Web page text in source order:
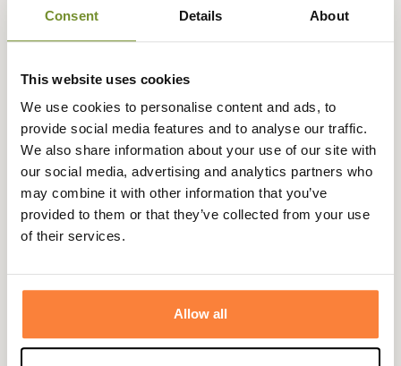
Consent Details About
This website uses cookies
We use cookies to personalise content and ads, to
provide social media features and to analyse our traffic.
We also share information about your use of our site with
our social media, advertising and analytics partners who
may combine it with other information that you’ve
provided to them or that they’ve collected from your use
of their services.
Allow all
U vindt hier kleding die licht en rekbaar is, weinig ruimte
ontwikkelde stof, metongelooflijke technische
eigenschappen en speciaal ontworpen voor intensief
jagen, met name op ruw terrein of in de bergen. Ze zijn
volledig waterdicht, zelfs in de meest ongunstige
weersomstandigheden, en ze zijn geruisloos, met
mechanische stretch in twee richtingen voor
ongelooflijke bewegingsvrijheid wanneer je onderweg
bent.
gemakkelijk in je tas kunt stoppen als je het niet meer
waterafstotende ritsen langs de
drukknopen zodat je het kunt uit- of aantrekken zodra